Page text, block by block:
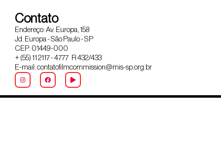
Contato
Endereço: Av. Europa, 158
Jd. Europa - São Paulo - SP
CEP: 01449-000
+ (55) 11 2117 - 4777 R 432/433
E-mail: contatofilmcommission@mis-sp.org.br